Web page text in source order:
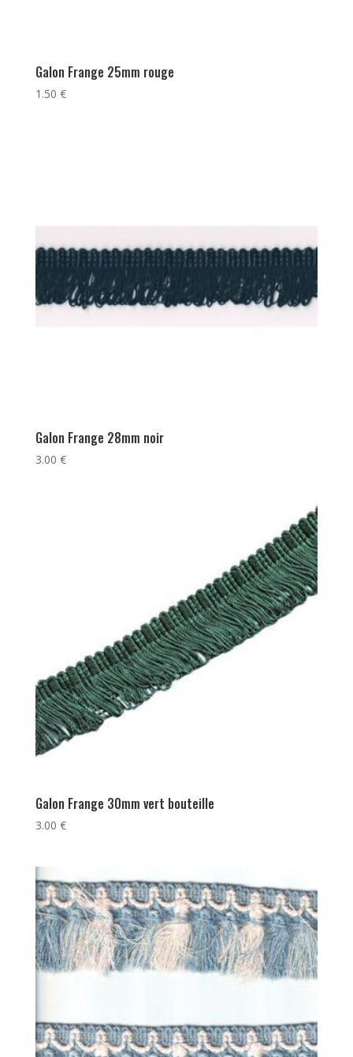
Galon Frange 25mm rouge
1.50 €
Galon Frange 28mm noir
3.00 €
Galon Frange 30mm vert bouteille
3.00 €